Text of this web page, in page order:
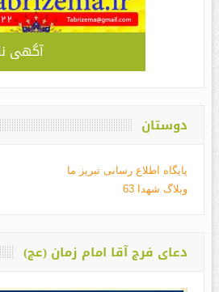
آگهی
دوستان
پایگاه اطلاع رسانی تبریز ما
وبلاگ شهدا 63
دعای فرج آقا امام زمان (عج)